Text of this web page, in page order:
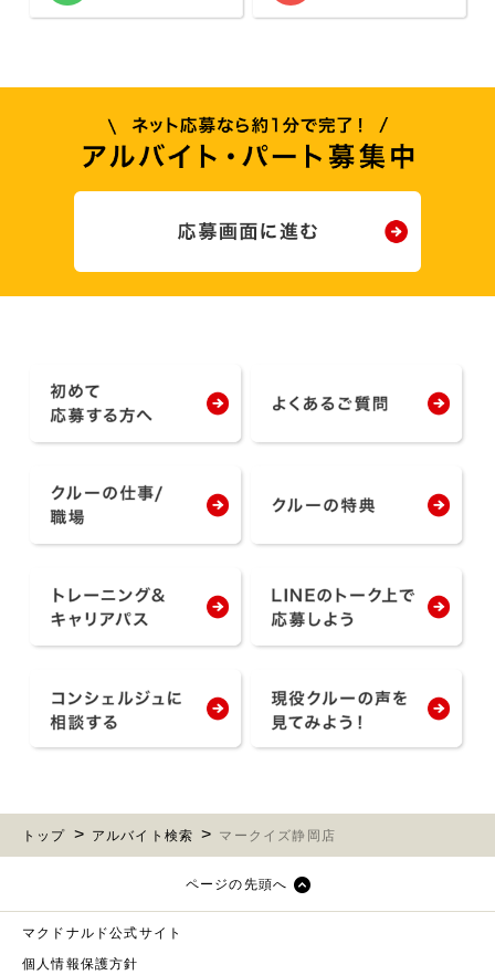
トップ アルバイト検索 マークイズ静岡店
ページの先頭へ
マクドナルド公式サイト
個人情報保護方針